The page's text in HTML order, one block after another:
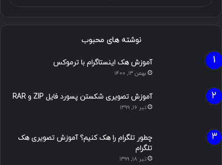
نوشته های محبوب
آموزش هک اینستاگرام با ترموکس
بهمن ۱۳, ۱۴۰۰
آموزش تصویری شکستن پسورد فایل ZIP و RAR
تیر ۱۶, ۱۳۹۹
چطور تلگرام را هک کنیم؟ آموزش تصویری هک
تلگرام
تیر ۱۸, ۱۳۹۹